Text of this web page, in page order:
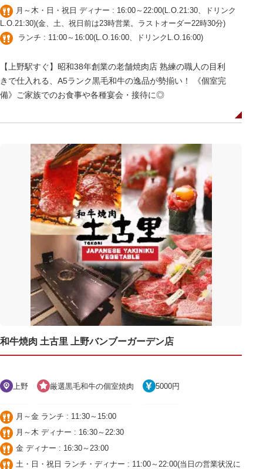
月～木・日・祝日 ディナー : 16:00～22:00(L.O.21:30、ドリンク
L.O.21:30)(金、土、祝日前は23時営業。ラストオーダー22時30分)
ランチ : 11:00～16:00(L.O.16:00、ドリンクL.O.16:00)
【上野駅すぐ】昭和38年創業の老舗焼肉店 熟練の職人の目利
きで仕入れる、A5ランク黒毛和牛の逸品が勢揃い！ 《個室完
備》ご家族でのお食事や各種宴会・接待に◎
和牛焼肉 土古里 上野バンブーガーデン店
上野 厳選黒毛和牛の個室焼肉 5000円
月～金 ランチ : 11:30～15:00
月～木 ディナー : 16:30～22:30
金 ディナー : 16:30～23:00
土・日・祝日 ランチ・ディナー : 11:00～22:00(当日の営業状況に